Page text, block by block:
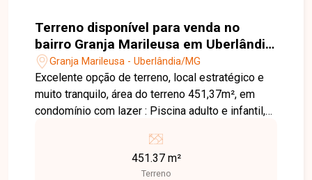
Terreno disponível para venda no
bairro Granja Marileusa em Uberlândia
- MG.
Granja Marileusa - Uberlândia/MG
Excelente opção de terreno, local estratégico e
muito tranquilo, área do terreno 451,37m², em
condomínio com lazer : Piscina adulto e infantil,
Salão de festas, Portaria 24 horas,
Monitoramento 24 horas.451.37 m²
Terreno